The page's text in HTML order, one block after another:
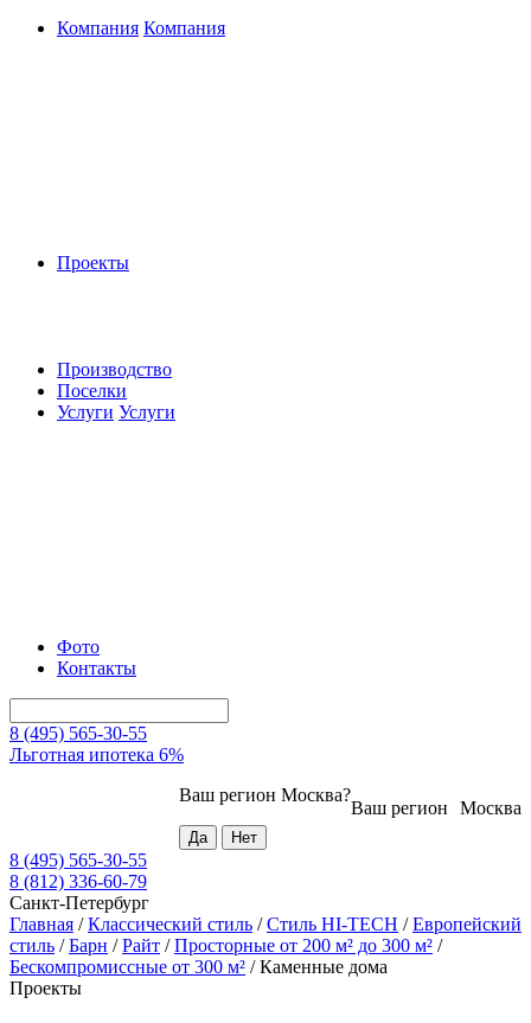
Компания Компания
Проекты
Производство
Поселки
Услуги Услуги
Фото
Контакты
8 (495) 565-30-55
Льготная ипотека 6%
Москва
Ваш регион
Ваш регион Москва?
8 (495) 565-30-55
8 (812) 336-60-79
Санкт-Петербург
Главная /Классический стиль /Стиль HI-TECH /Европейский
стиль /Барн /Райт /Просторные от 200 м² до 300 м² /
Бескомпромиссные от 300 м² /Каменные дома
Проекты